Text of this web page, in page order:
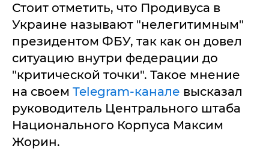
Стоит отметить, что Продивуса в
Украине называют "нелегитимным"
президентом ФБУ, так как он довел
ситуацию внутри федерации до
"критической точки". Такое мнение
на своем Telegram-канале высказал
руководитель Центрального штаба
Национального Корпуса Максим
Жорин.